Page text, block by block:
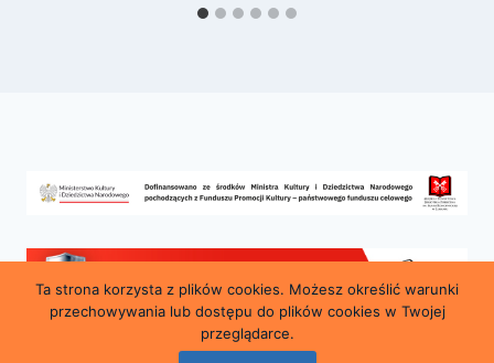
Ta strona korzysta z plików cookies. Możesz określić warunki
przechowywania lub dostępu do plików cookies w Twojej
przeglądarce.